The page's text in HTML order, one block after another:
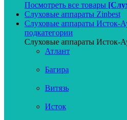
Посмотреть все товары
Слуховые аппараты Zinbest
Слуховые аппараты Исток-
подкатегории
Слуховые аппараты Исток-
Атлант
Багира
Витязь
Исток